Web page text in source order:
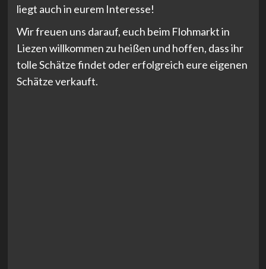
liegt auch in eurem Interesse!
Wir freuen uns darauf, euch beim Flohmarkt in
Liezen willkommen zu heißen und hoffen, dass ihr
tolle Schätze findet oder erfolgreich eure eigenen
Schätze verkauft.